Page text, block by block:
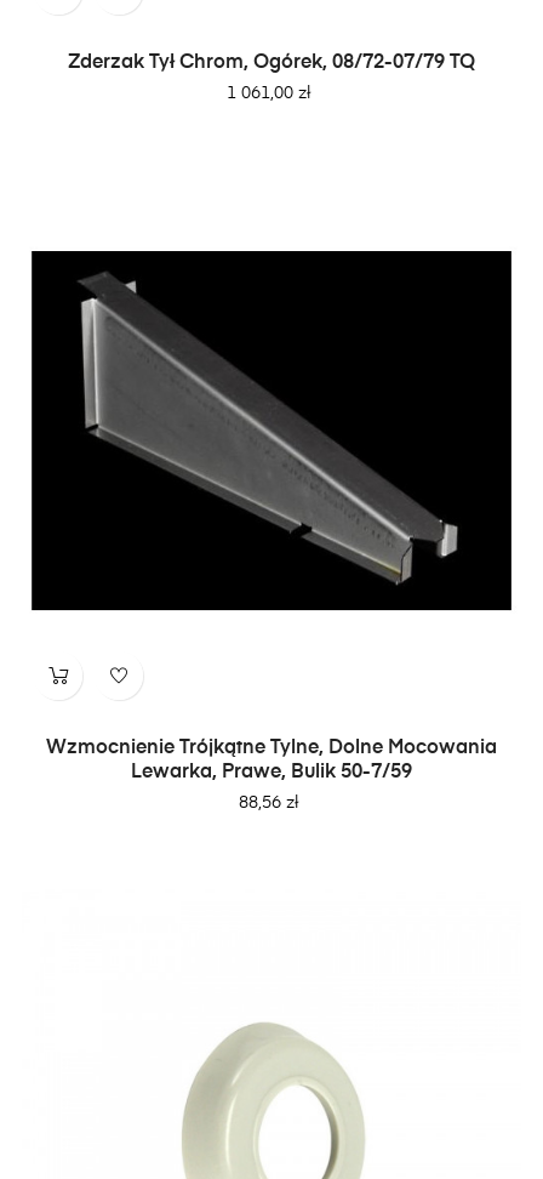
Zderzak Tył Chrom, Ogórek, 08/72-07/79 TQ
Cena
1 061,00 zł
Wzmocnienie Trójkątne Tylne, Dolne Mocowania
Lewarka, Prawe, Bulik 50-7/59
Cena
88,56 zł